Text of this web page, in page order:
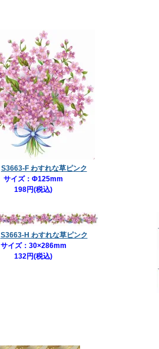
S3663-F わすれな草ピンク
サイズ：Φ125mm
198円(税込)
S3663-H わすれな草ピンク
サイズ：30×286mm
132円(税込)